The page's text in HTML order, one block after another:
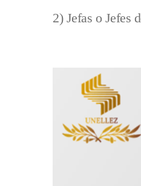
2) Jefas o Jefes